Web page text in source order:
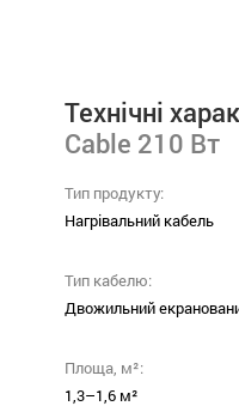
Технічні
Cable 210 Вт
Тип продукту:
Нагрівальний кабель
Тип кабелю:
Двожильний
Площа, м²:
1,3–1,6 м²